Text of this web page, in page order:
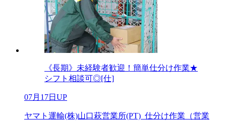
《長期》未経験者歓迎！簡単仕分け作業★
シフト相談可◎[仕]
07月17日UP
ヤマト運輸(株)山口萩営業所(PT)_仕分け作業（営業